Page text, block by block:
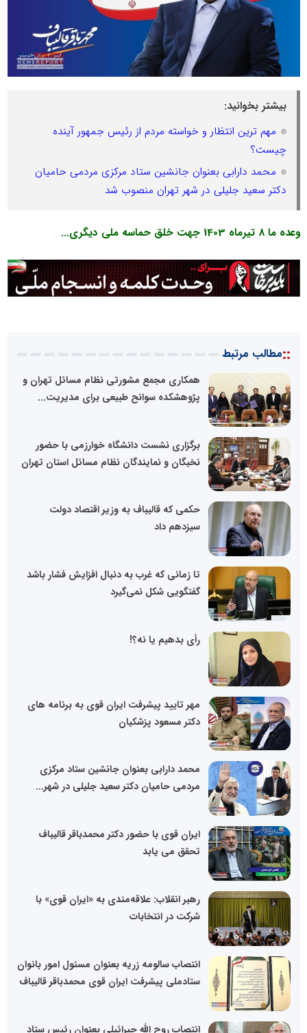
بیشتر بخوانید:
مهم ترین‌ انتظار و خواسته مردم از رئیس جمهور آینده
چیست؟
محمد دارابی بعنوان جانشین ستاد مرکزی مردمی حامیان
دکتر سعید جلیلی در شهر تهران منصوب شد
وعده ما 8 تیرماه 1403 جهت خلق حماسه ملی دیگری...
::مطالب مرتبط
همکاری مجمع مشورتی نظام مسائل تهران و
پژوهشکده سوانح طبیعی برای مدیریت...
برگزاری نشست دانشگاه خوارزمی با حضور
نخبگان و نمایندگان نظام مسائل استان تهران
حکمی که قالیباف به وزیر اقتصاد دولت
سیزدهم داد
تا زمانی که غرب به دنبال افزایش فشار باشد
گفتگویی شکل نمی‌گیرد
رأی بدهیم یا نه؟!
مهر تایید پیشرفت ایران قوی به برنامه های
دکتر مسعود پزشکیان
محمد دارابی بعنوان جانشین ستاد مرکزی
مردمی حامیان دکتر سعید جلیلی در شهر...
ایران قوی با حضور دکتر محمدباقر قالیباف
تحقق می یابد
رهبر انقلاب: علاقه‌مندی به «ایران قوی» با
شرکت در انتخابات
انتصاب سالومه زریه بعنوان مسئول امور بانوان
ستادملی پیشرفت ایران قوی محمدباقر قالیباف
انتصاب روح الله جبرائیلی بعنوان رئیس ستاد